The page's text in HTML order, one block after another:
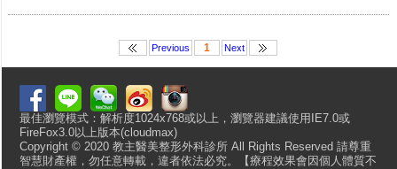
Previous 1 Next
最佳瀏覽模式：解析度1024x768或以上，瀏覽器建議使用IE7.0或
FireFox3.0以上版本(cloudmax)
Copyright © 2020 教主醫美整形外科診所 All Rights Reserved 請尊重
智慧財產權，勿任意轉載，違者依法必究。【療程效果會因個人體質不